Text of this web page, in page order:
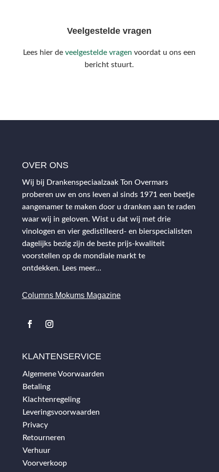
Veelgestelde vragen
Lees hier deveelgestelde vragen voordat u ons een
bericht stuurt.
OVER ONS
Wij bij Drankenspeciaalzaak Ton Overmars
proberen uw en ons leven al sinds 1971 een beetje
aangenamer te maken door u dranken aan te raden
waar wij in geloven. Wist u dat wij met drie
vinologen en vier gedistilleerd- en bierspecialisten
dagelijks bezig zijn de beste prijs-kwaliteit
voorstellen op de mondiale markt te
ontdekken. Lees meer…
Columns Mokums Magazine
KLANTENSERVICE
Algemene Voorwaarden
Betaling
Klachtenregeling
Leveringsvoorwaarden
Privacy
Retourneren
Verhuur
Voorverkoop